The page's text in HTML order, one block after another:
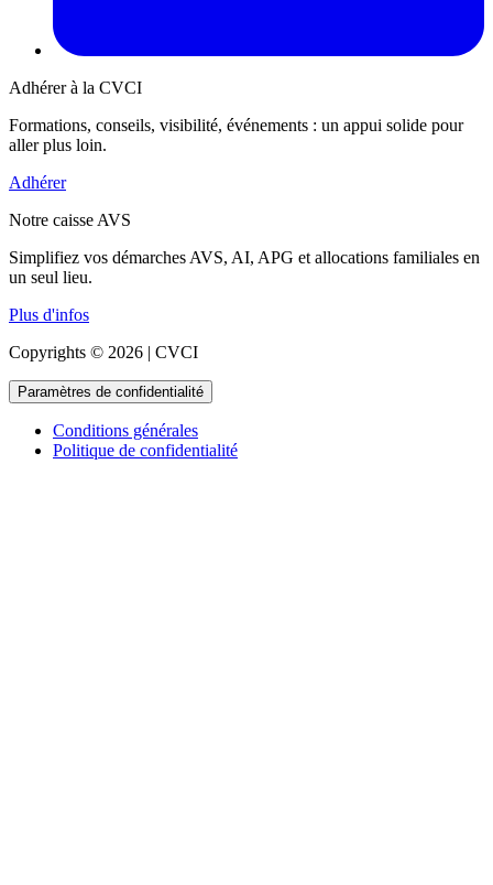
Adhérer à la CVCI
Formations, conseils, visibilité, événements : un appui solide pour
aller plus loin.
Adhérer
Notre caisse AVS
Simplifiez vos démarches AVS, AI, APG et allocations familiales en
un seul lieu.
Plus d'infos
Copyrights © 2026 | CVCI
Paramètres de confidentialité
Conditions générales
Politique de confidentialité